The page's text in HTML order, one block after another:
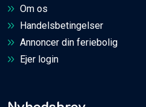
Om os
Handelsbetingelser
Annoncer din feriebolig
Ejer login